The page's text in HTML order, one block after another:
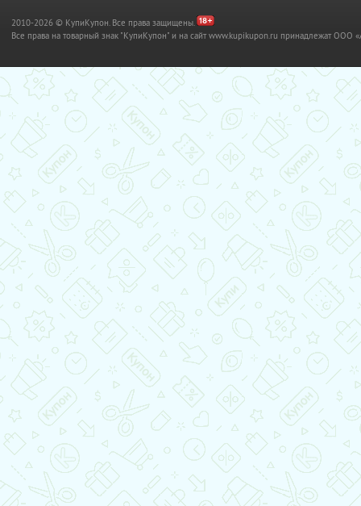
2010-2026 © КупиКупон. Все права защищены.
Все права на товарный знак "КупиКупон" и на сайт www.kupikupon.ru принадлежат